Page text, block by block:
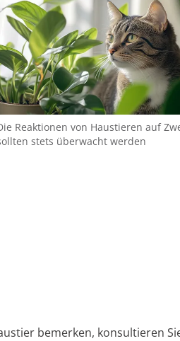
Reaktionen von Haustieren auf
stets überwacht werden
bemerken, konsultieren